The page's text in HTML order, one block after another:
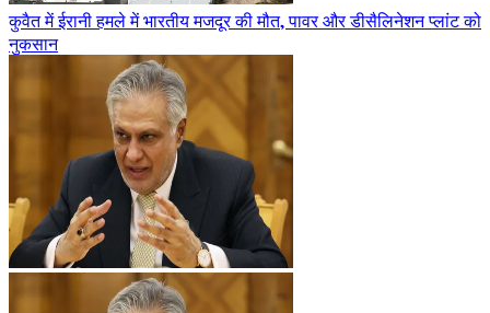
कुवैत में ईरानी हमले में भारतीय मजदूर की मौत, पावर और डीसैलिनेशन प्लांट को
नुकसान